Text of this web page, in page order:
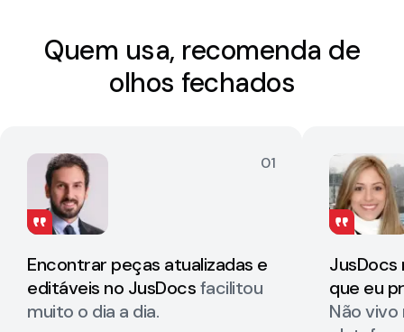
Quem usa, recomenda de
olhos fechados
01
Encontrar peças atualizadas e
editáveis no JusDocsfacilitou
muito o dia a dia.
JusDocs
que eu
Não vivo